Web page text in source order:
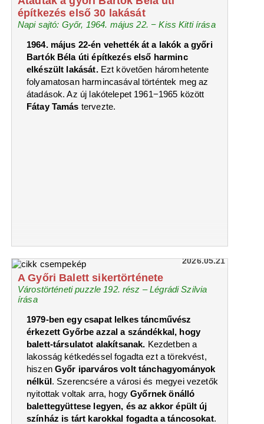
építkezés első 30 lakását
Napi sajtó: Győr, 1964. május 22. − Kiss Kitti írása
1964. május 22-én vehették át a lakók a győri
Bartók Béla úti építkezés első harminc
elkészült lakását.Ezt követően háromhetente
folyamatosan harmincasával történtek meg az
átadások. Az új lakótelepet 1961−1965 között
Fátay Tamás tervezte.
2026.05.21
A Győri Balett sikertörténete
Várostörténeti puzzle 192. rész – Légrádi Szilvia
írása
1979-ben egy csapat lelkes táncművész
érkezett Győrbe azzal a szándékkal, hogy
balett-társulatot alakítsanak. Kezdetben a
lakosság kétkedéssel fogadta ezt a törekvést,
hiszenGyőr iparváros volt tánchagyományok
nélkül. Szerencsére a városi és megyei vezetők
nyitottak voltak arra, hogyGyőrnek önálló
balettegyüttese legyen, és az akkor épült új
színház is tárt karokkal fogadta a táncosokat.